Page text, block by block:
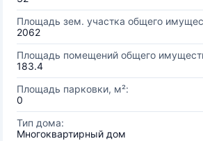
Площадь зем. участка общего
2062
Площадь помещений общего
183.4
Площадь парковки, м²:
0
Тип дома:
Многоквартирный дом